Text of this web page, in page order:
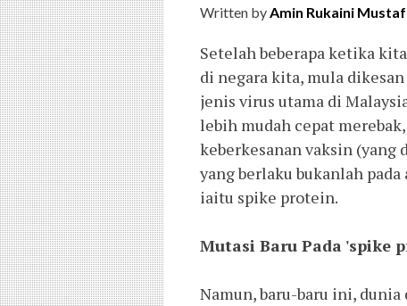
Written byAmin Rukaini
Setelah beberapa ketika
di negara kita, mula
jenis virus utama di
lebih mudah cepat
keberkesanan vaksin (yang
yang berlaku bukanlah
iaitu spike protein.
Mutasi Baru Pada 'spike
Namun, baru-baru ini,